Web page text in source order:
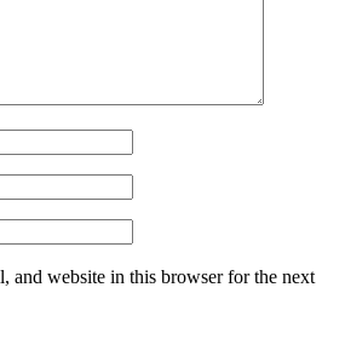
and website in this browser for the next